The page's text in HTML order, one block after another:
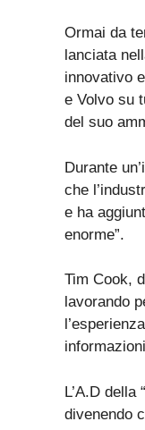
Ormai da
lanciata
innovativo e
e Volvo su
del suo
Durante
che
e ha
enorme”.
Tim Cook,
lavorando
L’A.D
divenendo